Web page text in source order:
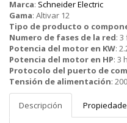
Marca: Schneider Electric
Gama: Altivar 12
Tipo de producto o
Numero de fases de la red: 3
Potencia del motor en KW:
Potencia del motor en HP: 3
Protocolo del puerto de
Tensión de alimentación:
Descripción